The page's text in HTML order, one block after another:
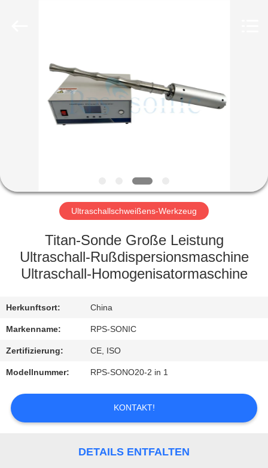
PRODUKTE
FABRIK-
AUSFLUG
QUALITÄTSKONTROLLE
SIE
MIT
UNS
IN
VERBINDUNG
NACHRICHTEN
Ultraschallschweißens-Werkzeug
Titan-Sonde Große Leistung
Ultraschall-Rußdispersionsmaschine
Ultraschall-Homogenisatormaschine
Herkunftsort: China
Markenname: RPS-SONIC
Zertifizierung: CE, ISO
Modellnummer: RPS-SONO20-2 in 1
KONTAKT!
DETAILS ENTFALTEN